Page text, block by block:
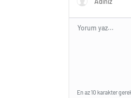
En az 10 karakter